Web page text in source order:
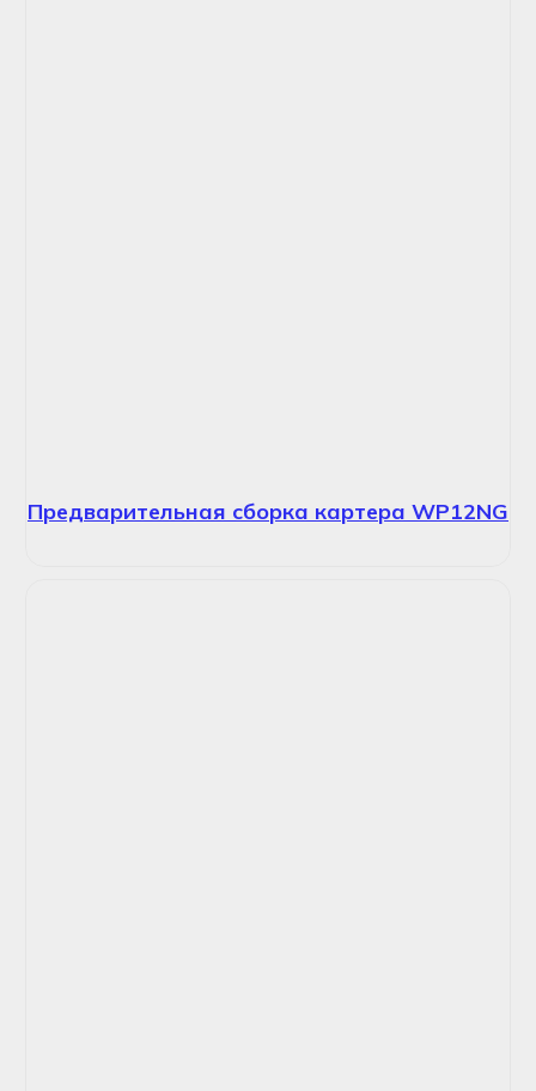
Предварительная сборка картера WP12NG